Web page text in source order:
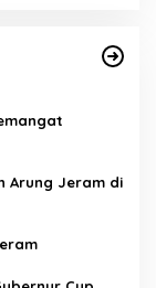
Arung Jeram di